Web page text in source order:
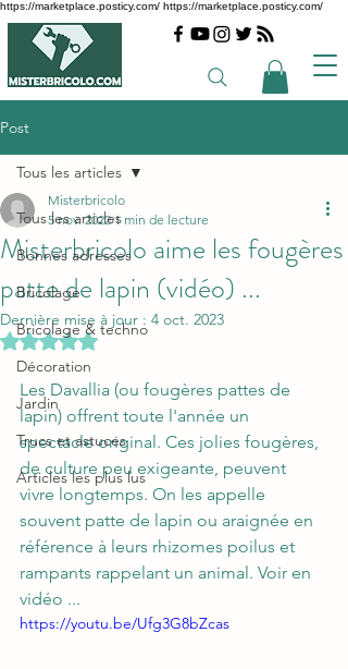
https://marketplace.posticy.com/ https://marketplace.posticy.com/
Post
Tous les articles
Bonnes adresses
Bricolage
Bricolage & techno
Décoration
Jardin
Trucs et astuces
Articles les plus lus
Tous les articles
Misterbricolo aime les fougères
patte de lapin (vidéo) ...
Misterbricolo
5 nov. 2022 1 min de lecture
Dernière mise à jour : 4 oct. 2023
Noté NaN étoiles sur 5.
Les Davallia (ou fougères pattes de
lapin) offrent toute l'année un
spectacle original. Ces jolies fougères,
de culture peu exigeante, peuvent
vivre longtemps. On les appelle
souvent patte de lapin ou araignée en
référence à leurs rhizomes poilus et
rampants rappelant un animal. Voir en
vidéo ...
https://youtu.be/Ufg3G8bZcas